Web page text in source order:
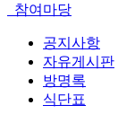
참여마당
공지사항
자유게시판
방명록
식단표